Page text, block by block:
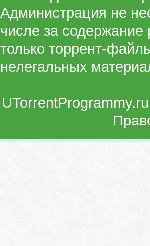
Администрация не
числе за
только торрент-
нелегальных
UTorrentProgrammy.ru